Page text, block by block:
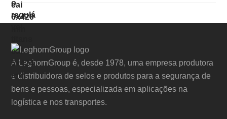
A LeghornGroup é, desde 1978, uma empresa produtora
e distribuidora de selos e produtos para a segurança de
bens e pessoas, especializada em aplicações na
logística e nos transportes.